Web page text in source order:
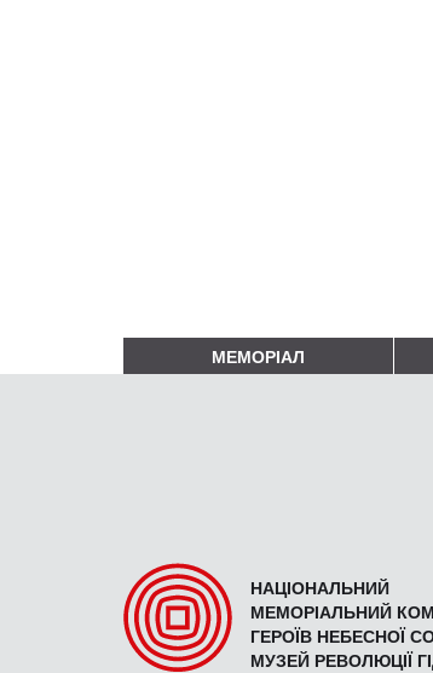
МЕМОРІАЛ
НАЦІОНАЛЬНИЙ
МЕМОРІАЛЬНИЙ
ГЕРОЇВ НЕБЕСНОЇ
МУЗЕЙ РЕВОЛЮЦІЇ